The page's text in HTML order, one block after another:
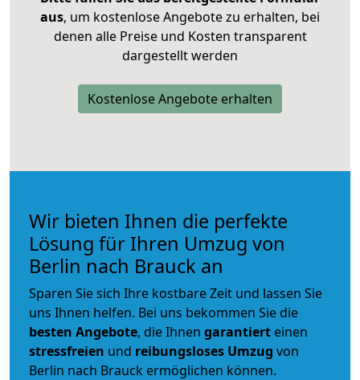
aus, um kostenlose Angebote zu erhalten, bei
denen alle Preise und Kosten transparent
dargestellt werden
Kostenlose Angebote erhalten
Wir bieten Ihnen die perfekte
Lösung für Ihren Umzug von
Berlin nach Brauck an
Sparen Sie sich Ihre kostbare Zeit und lassen Sie
uns Ihnen helfen. Bei uns bekommen Sie die
besten Angebote, die Ihnen garantiert einen
stressfreien und reibungsloses Umzug von
Berlin nach Brauck ermöglichen können.